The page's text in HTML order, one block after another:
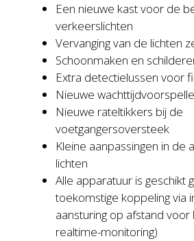
Een nieuwe kast voor de
verkeerslichten
Vervanging van de lichten
Schoonmaken en
Extra detectielussen voor
Nieuwe
Nieuwe rateltikkers bij de
voetgangersoversteek
Kleine aanpassingen in de
lichten
Alle apparatuur is geschikt
toekomstige koppeling via
aansturing op afstand
realtime-monitoring)